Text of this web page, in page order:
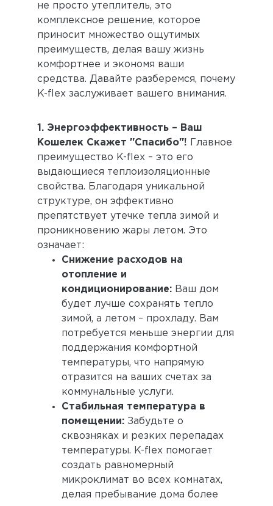
не просто утеплитель, это
комплексное решение, которое
приносит множество ощутимых
преимуществ, делая вашу жизнь
комфортнее и экономя ваши
средства. Давайте разберемся, почему
K-flex заслуживает вашего внимания.
1. Энергоэффективность – Ваш
Кошелек Скажет "Спасибо"! Главное
преимущество K-flex – это его
выдающиеся теплоизоляционные
свойства. Благодаря уникальной
структуре, он эффективно
препятствует утечке тепла зимой и
проникновению жары летом. Это
означает:
Снижение расходов на
отопление и
кондиционирование: Ваш дом
будет лучше сохранять тепло
зимой, а летом – прохладу. Вам
потребуется меньше энергии для
поддержания комфортной
температуры, что напрямую
отразится на ваших счетах за
коммунальные услуги.
Стабильная температура в
помещении: Забудьте о
сквозняках и резких перепадах
температуры. K-flex помогает
создать равномерный
микроклимат во всех комнатах,
делая пребывание дома более